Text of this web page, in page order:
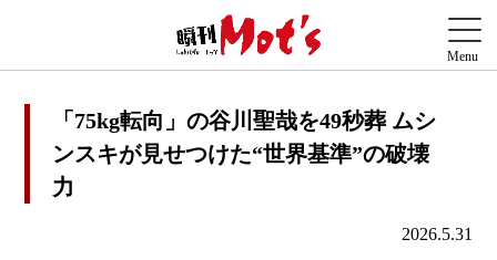
「75kg転向」の谷川聖哉を49秒葬 ムシ
ンスキが見せつけた“世界基準”の破壊
力
2026.5.31